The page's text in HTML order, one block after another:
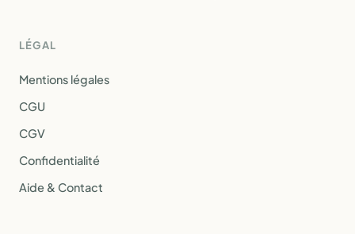
LÉGAL
Mentions légales
CGU
CGV
Confidentialité
Aide & Contact